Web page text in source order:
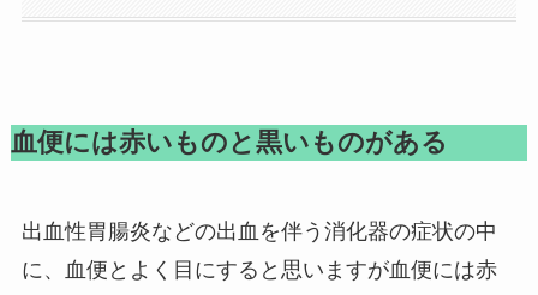
血便には赤いものと黒いものがある
出血性胃腸炎などの出血を伴う消化器の症状の中
に、血便とよく目にすると思いますが血便には赤